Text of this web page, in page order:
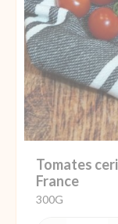
Tomates
France
300G